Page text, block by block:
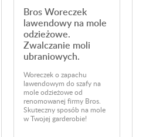
Bros Woreczek
lawendowy na mole
odzieżowe.
Zwalczanie moli
ubraniowych.
Woreczek o zapachu
lawendowym do szafy na
mole odzieżowe od
renomowanej firmy Bros.
Skuteczny sposób na mole
w Twojej garderobie!